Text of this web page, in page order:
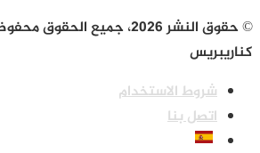
© حقوق النشر 2026، جميع
كناريبريس
شروط الاستخدام
اتصل بنا